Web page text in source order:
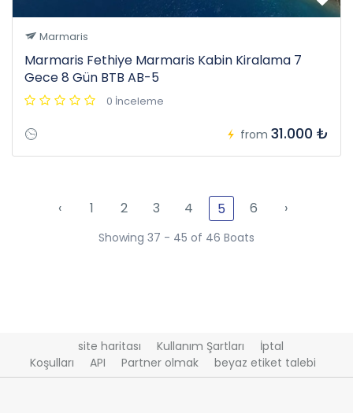
Marmaris
Marmaris Fethiye Marmaris Kabin Kiralama 7
Gece 8 Gün BTB AB-5
0 İnceleme
from 31.000 ₺
‹ 1 2 3 4 5 6 ›
Showing 37 - 45 of 46 Boats
site haritası Kullanım Şartları
İptal
Koşulları
API Partner olmak beyaz etiket talebi